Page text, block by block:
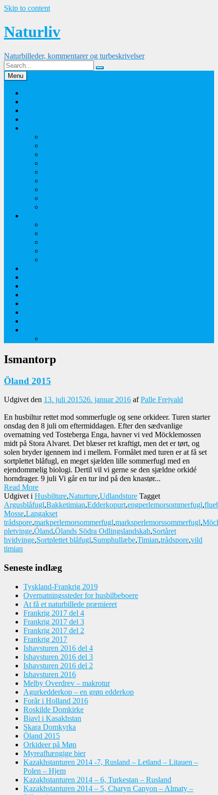
Skip to content
Naturliv
Naturbilleder, kommentarer og turbeskrivelser
Menu
Ismantorp
Öland 2015
Udgivet den 13. juli 201526. januar 2016 afPalle Frejvald
En husbiltur rettet mod sommerfugle og sene orkideer. Turen starter
onsdag den 8 juli om eftermiddagen. Efter den sædvanlige
overnatning ved Tosteberga Enga, havner vi ved Möcklemossen
midt på Stora Alvaret. Det blæser ret kraftigt, men det er tørt, og
solen bryder igennem ind i mellem. Formålet med turen er at få set
sortplettet blåfugl, en meget sjælden lille sommerfugl med en
ejendommelig biologi. Dertil vil vi gerne se den sjældne orkidé
horndrager. 9 juli Vi går en tur ind på den knastør...
Read More
Udgivet i Husbilture,Naturture,Udlandsture Tagget
Argusblåfugl,Bakketimian,Edderkopurt,engperlemorsommerfugl,
Mosse,Langakset
trådspore,markperlemorsommerfugl,marksperlemorssommerfugl,
pletvinge,Óland,Ölands Södra Odlingslandskab,Sortåret
hvidvinge,Sortplettet blåfugl,Sumphullæbe,Timian,trådspore,vild
timian
Seneste indlæg
Tyskland-Frankrig 2019
Overnatningssteder for husbilbeboere
At få et naturbillede præmieret
Frankrig 2017 del 4
Frankrig 2017 del 3
Frankrig 2017 del 2
Frankrig 2017
Ishavsturen 2016 del 4
Ishavsturen 2016 del 3
Ishavsturen 2016 del 2
Ishavsturen 2016
Melby Overdrev – makrotur
Agurkedderkop – en grøn edderkop
Forår i Holland 2016
Roskilde Domkirke
Biavl i Kasakhstan
Skara Domkyrka
Öland 2015
Orkideer på Møn
Myreafhængige bier
Kazakhstanturen 2014 -7, Rusland – Letland – Litauen –
Polen – Hjem
Kazakhstanturen 2014 – 6, Turkestan – Rusland
Kazakhstanturen 2014 – 5, Charyn Canyon – Almaty –